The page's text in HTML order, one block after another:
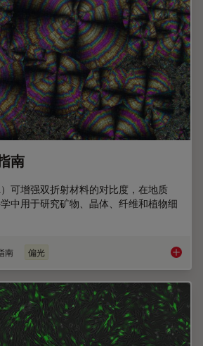
南
可增强双折射材料的对比度，在地质
中用于研究矿物、晶体、纤维和植物细
南 偏光 偏振光